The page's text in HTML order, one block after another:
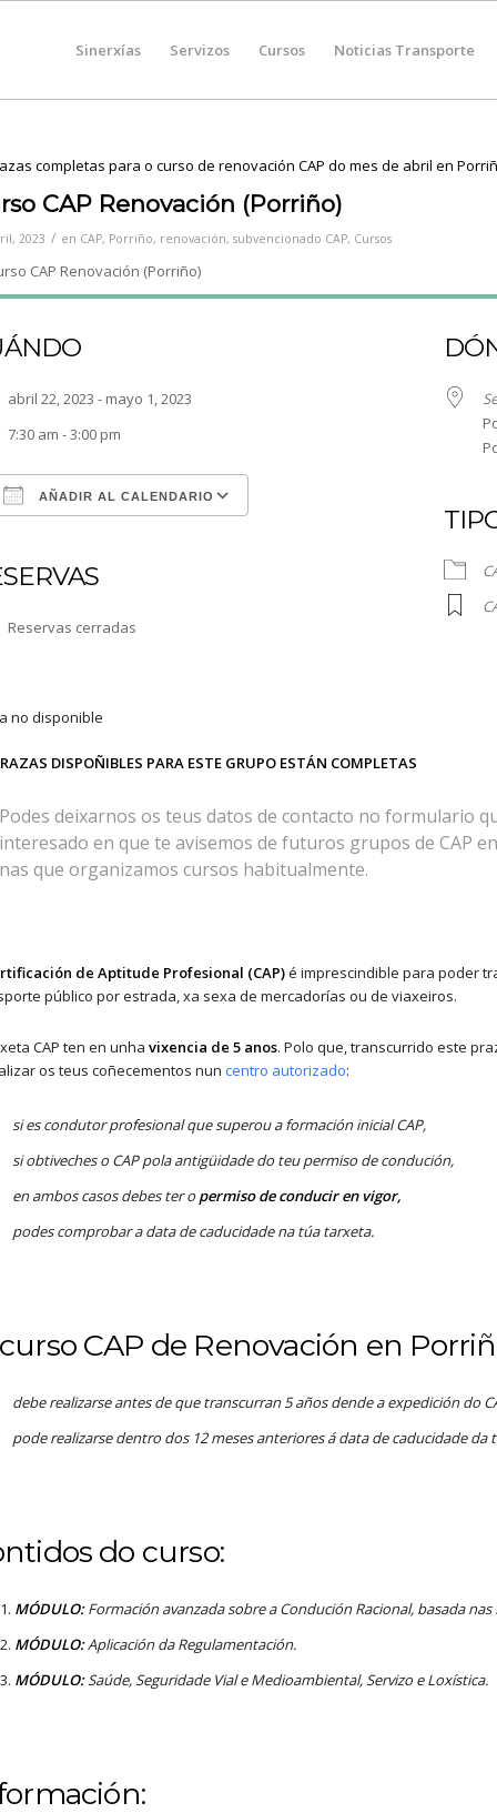
Sinerxías Servizos Cursos Noticias Transporte
CAP Renovación (Porriño)
2023 / en CAP, Porriño, renovación, subvencionado CAP, Cursos
abril 22, 2023 - mayo 1, 2023
7:30 am - 3:00 pm
AÑADIR AL CALENDARIO
Reservas cerradas
no disponible
DISPOÑIBLES PARA ESTE GRUPO ESTÁN COMPLETAS
Podes deixarnos os teus datos de contacto no formulario
interesado en que te avisemos de futuros grupos de CAP
nas que organizamos cursos habitualmente.
de Aptitude Profesional (CAP)é imprescindible para poder
público por estrada, xa sexa de mercadorías ou de viaxeiros.
CAP ten en unha vixencia de 5 anos. Polo que, transcurrido este
os teus coñecementos nun centro autorizado:
si es condutor profesional que superou a formación inicial CAP,
si obtiveches o CAP pola antigüidade do teu permiso de condución,
en ambos casos debes ter opermiso de conducir en vigor,
podes comprobar a data de caducidade na túa tarxeta.
CAP de Renovación en
debe realizarse antes de que transcurran 5 años dende a expedición do
pode realizarse dentro dos 12 meses anteriores á data de caducidade da
do curso:
MÓDULO:Formación avanzada sobre a Condución Racional, basada
MÓDULO:Aplicación da Regulamentación.
MÓDULO:Saúde, Seguridade Vial e Medioambiental, Servizo e Loxística.